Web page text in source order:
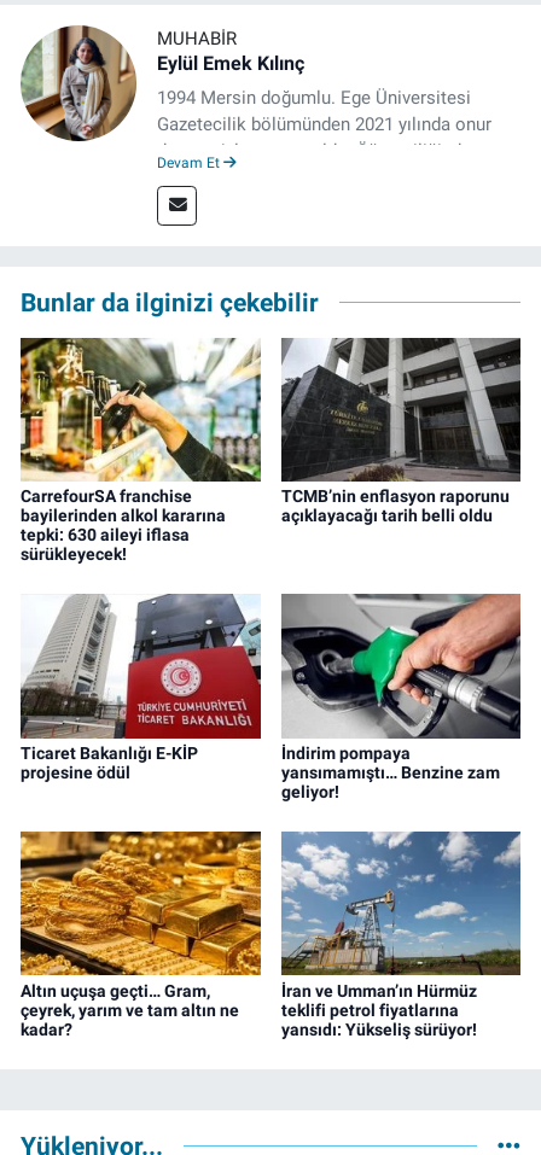
MUHABIR
Eylül Emek Kılınç
1994 Mersin doğumlu. Ege Üniversitesi
Gazetecilik bölümünden 2021 yılında onur
derecesiyle mezun oldu. Öğrenciliğinde
deneyimin dışında kapatılana kadar Artı TV
ve TELE1 TV Ankara bürolarında editör ve
Devam Et
Bunlar da ilginizi çekebilir
CarrefourSA franchise
bayilerinden alkol kararına
tepki: 630 aileyi iflasa
sürükleyecek!
TCMB’nin enflasyon raporunu
açıklayacağı tarih belli oldu
Ticaret Bakanlığı E-KİP
projesine ödül
İndirim pompaya
yansımamıştı… Benzine zam
geliyor!
Altın uçuşa geçti… Gram,
çeyrek, yarım ve tam altın ne
kadar?
İran ve Umman’ın Hürmüz
teklifi petrol fiyatlarına
yansıdı: Yükseliş sürüyor!
Yükleniyor...